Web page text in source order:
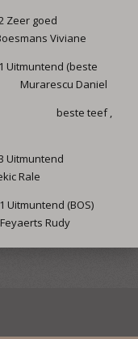
Zeer goed
Viviane
(beste
Daniel
,
(BOS)
Rudy